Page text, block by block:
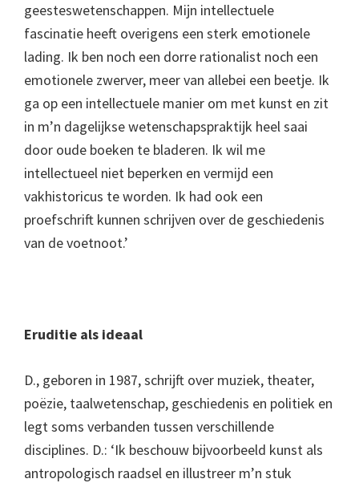
geesteswetenschappen. Mijn intellectuele
fascinatie heeft overigens een sterk emotionele
lading. Ik ben noch een dorre rationalist noch een
emotionele zwerver, meer van allebei een beetje. Ik
ga op een intellectuele manier om met kunst en zit
in m’n dagelijkse wetenschapspraktijk heel saai
door oude boeken te bladeren. Ik wil me
intellectueel niet beperken en vermijd een
vakhistoricus te worden. Ik had ook een
proefschrift kunnen schrijven over de geschiedenis
van de voetnoot.’
Eruditie als ideaal
D., geboren in 1987, schrijft over muziek, theater,
poëzie, taalwetenschap, geschiedenis en politiek en
legt soms verbanden tussen verschillende
disciplines. D.: ‘Ik beschouw bijvoorbeeld kunst als
antropologisch raadsel en illustreer m’n stuk